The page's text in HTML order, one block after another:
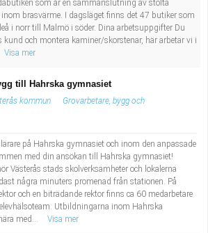
som är en sammanslutning av stolta
inom brasvärme. I dagsläget finns det 47 butiker som
i norr till Malmö i söder. Dina arbetsuppgifter Du
kund och montera kaminer/skorstenar, här arbetar vi i
Visa mer
till Hahrska gymnasiet
kommun
Grovarbetare, bygg och
på Hahrska gymnasiet och inom den anpassade
med din ansökan till Hahrska gymnasiet!
Västerås stads skolverksamheter och lokalerna
några minuters promenad från stationen. På
och en biträdande rektor finns ca 60 medarbetare
Utbildningarna inom Hahrska
med...
Visa mer